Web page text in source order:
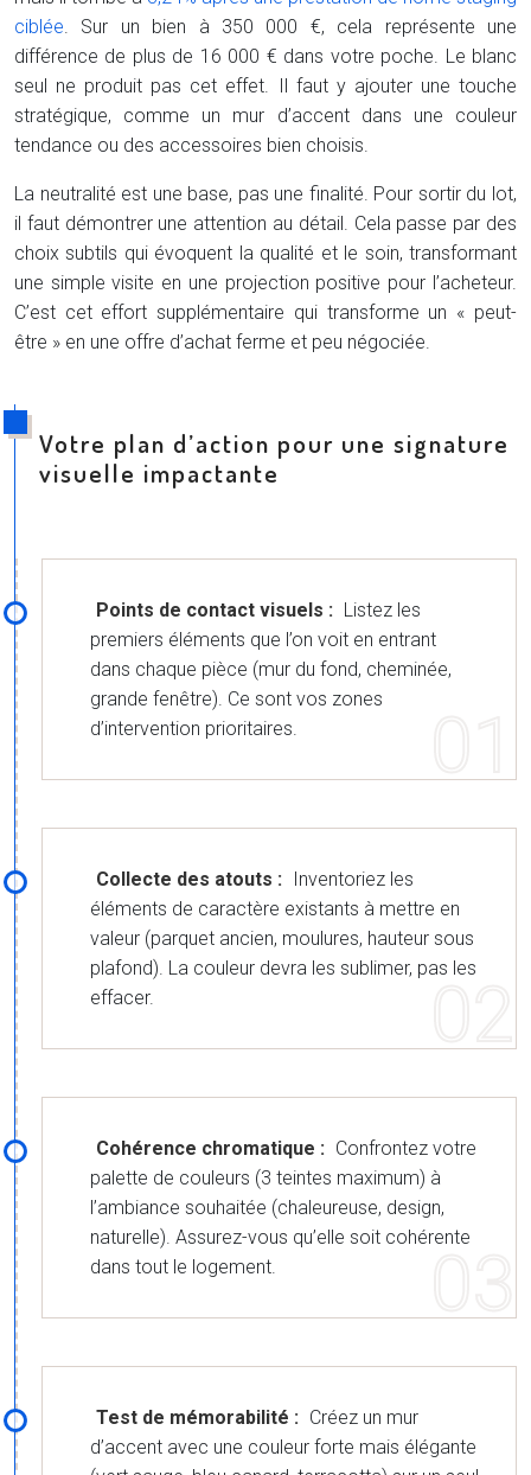
ciblée . Sur un bien à 350 000 €, cela représente une
différence de plus de 16 000 € dans votre poche. Le blanc
seul ne produit pas cet effet. Il faut y ajouter une touche
stratégique, comme un mur d’accent dans une couleur
tendance ou des accessoires bien choisis.
La neutralité est une base, pas une finalité. Pour sortir du lot,
il faut démontrer une attention au détail. Cela passe par des
choix subtils qui évoquent la qualité et le soin, transformant
une simple visite en une projection positive pour l’acheteur.
C’est cet effort supplémentaire qui transforme un « peut-
être » en une offre d’achat ferme et peu négociée.
Votre plan d’action pour une signature
visuelle impactante
Points de contact visuels : Listez les
premiers éléments que l’on voit en entrant
dans chaque pièce (mur du fond, cheminée,
grande fenêtre). Ce sont vos zones
d’intervention prioritaires.
Collecte des atouts :
Inventoriez les
éléments de caractère existants à mettre en
valeur (parquet ancien, moulures, hauteur sous
plafond). La couleur devra les sublimer, pas les
effacer.
Cohérence chromatique : Confrontez votre
palette de couleurs (3 teintes maximum) à
l’ambiance souhaitée (chaleureuse, design,
naturelle). Assurez-vous qu’elle soit cohérente
dans tout le logement.
Test de mémorabilité : Créez un mur
d’accent avec une couleur forte mais élégante